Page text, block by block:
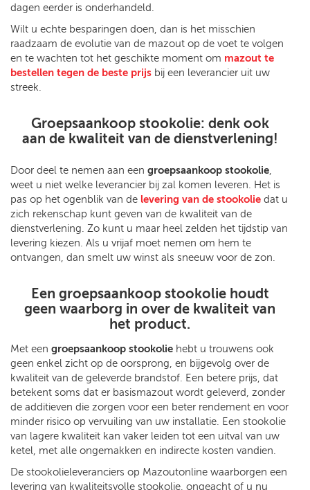
dagen eerder is onderhandeld.
Wilt u echte besparingen doen, dan is het misschien
raadzaam de evolutie van de mazout op de voet te volgen
en te wachten tot het geschikte moment om mazout te
bestellen tegen de beste prijs bij een leverancier uit uw
streek.
Groepsaankoop stookolie: denk ook
aan de kwaliteit van de dienstverlening!
Door deel te nemen aan een groepsaankoop stookolie,
weet u niet welke leverancier bij zal komen leveren. Het is
pas op het ogenblik van de levering van de stookolie dat u
zich rekenschap kunt geven van de kwaliteit van de
dienstverlening. Zo kunt u maar heel zelden het tijdstip van
levering kiezen. Als u vrijaf moet nemen om hem te
ontvangen, dan smelt uw winst als sneeuw voor de zon.
Een groepsaankoop stookolie houdt
geen waarborg in over de kwaliteit van
het product.
Met een groepsaankoop stookolie hebt u trouwens ook
geen enkel zicht op de oorsprong, en bijgevolg over de
kwaliteit van de geleverde brandstof. Een betere prijs, dat
betekent soms dat er basismazout wordt geleverd, zonder
de additieven die zorgen voor een beter rendement en voor
minder risico op vervuiling van uw installatie. Een stookolie
van lagere kwaliteit kan vaker leiden tot een uitval van uw
ketel, met alle ongemakken en indirecte kosten vandien.
De stookolieleveranciers op Mazoutonline waarborgen een
levering van kwaliteitsvolle stookolie, ongeacht of u nu